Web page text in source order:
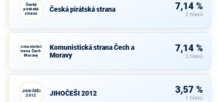
Česká
pirátská
strana
Česká pirátská strana 7,14 %
2 hlasů
Komunistická
strana Čech a
Moravy
Komunistická strana Čech a
Moravy
7,14 %
2 hlasů
JIHOČEŠI
2012
JIHOČEŠI 2012 3,57 %
1 hlasů